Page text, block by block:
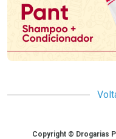
CopyrightCopyright © Drogarias